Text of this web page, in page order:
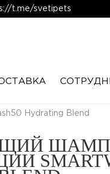
t.me/svetipets
Hydrating Blend